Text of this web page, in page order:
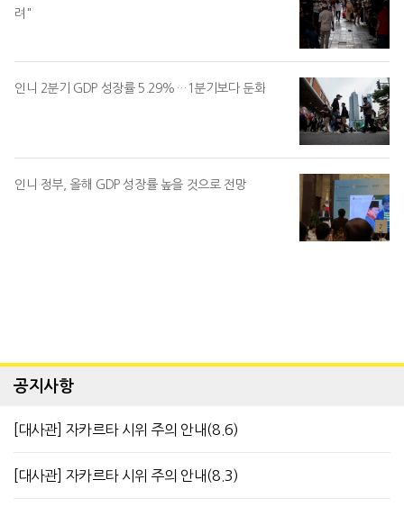
려"
인니 2분기 GDP 성장률 5.29%…1분기보다 둔화
인니 정부, 올해 GDP 성장률 높을 것으로 전망
공지사항
[대사관] 자카르타 시위 주의 안내(8.6)
[대사관] 자카르타 시위 주의 안내(8.3)